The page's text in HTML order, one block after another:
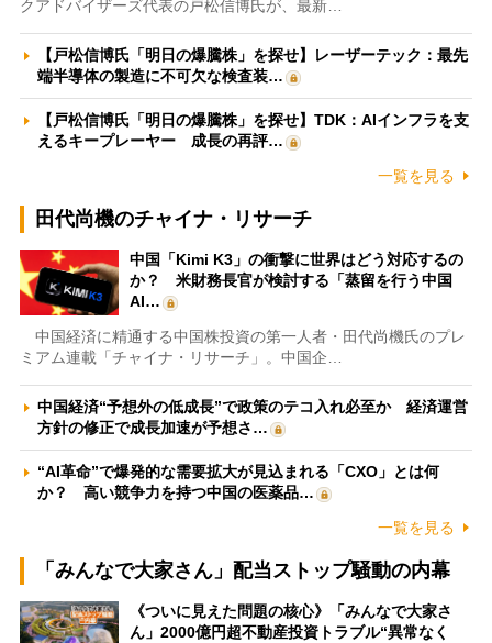
クアドバイザーズ代表の戸松信博氏が、最新…
【戸松信博氏「明日の爆騰株」を探せ】レーザーテック：最先
端半導体の製造に不可欠な検査装…
【戸松信博氏「明日の爆騰株」を探せ】TDK：AIインフラを支
えるキープレーヤー 成長の再評…
一覧を見る
田代尚機のチャイナ・リサーチ
中国「Kimi K3」の衝撃に世界はどう対応するの
か？ 米財務長官が検討する「蒸留を行う中国
AI…
中国経済に精通する中国株投資の第一人者・田代尚機氏のプレ
ミアム連載「チャイナ・リサーチ」。中国企…
中国経済“予想外の低成長”で政策のテコ入れ必至か 経済運営
方針の修正で成長加速が予想さ…
“AI革命”で爆発的な需要拡大が見込まれる「CXO」とは何
か？ 高い競争力を持つ中国の医薬品…
一覧を見る
「みんなで大家さん」配当ストップ騒動の内幕
《ついに見えた問題の核心》「みんなで大家さ
ん」2000億円超不動産投資トラブル“異常なく